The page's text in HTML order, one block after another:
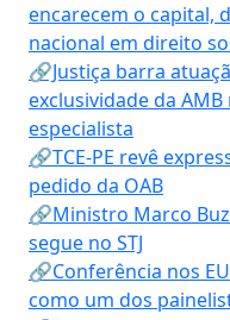
encarecem o capital,
nacional em direito
🔗Justiça barra
exclusividade da
especialista
🔗TCE-PE revê
pedido da OAB
🔗Ministro Marco
segue no STJ
🔗Conferência nos
como um dos